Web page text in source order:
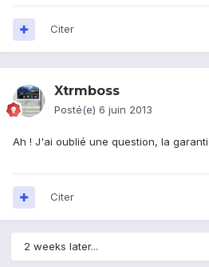
Citer
Xtrmboss
Posté(e) 6 juin 2013
Ah ! J'ai oublié une question, la
Citer
2 weeks later...